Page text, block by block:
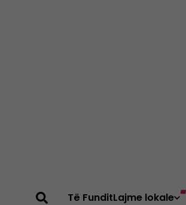
Të FunditLajme lokale